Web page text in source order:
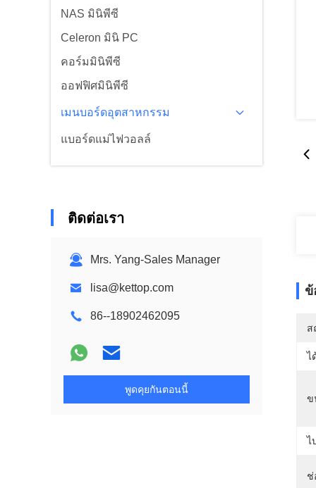
NAS มินิพีซี
Celeron มินิ PC
คอร์มมินิพีซี
ออฟฟิศมินิพีซี
เมนบอร์ดอุตสาหกรรม
แบอร์ดแม่ไฟวอลล์
ติดต่อเรา
Mrs. Yang-Sales Manager
lisa@kettop.com
86--18902462095
พูดคุยกันตอนนี้
ข้
ส
ไ
ข
ไ
ช่